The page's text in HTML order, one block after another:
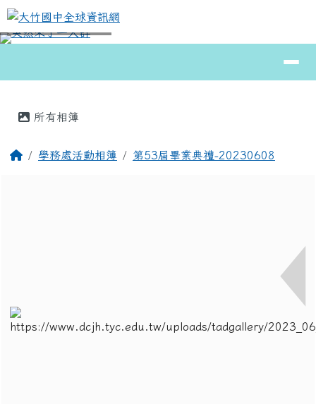
跳至主內容區
大竹國中全球資訊網
⏸
所有相簿
回首頁學務處活動相簿 第53屆畢業典禮-20230608